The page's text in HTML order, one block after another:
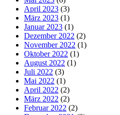
April 2023 (3)
März 2023 (1)
Januar 2023 (1)
Dezember 2022 (2)
November 2022 (1)
Oktober 2022 (1)
August 2022 (1)
Juli 2022 (3)
Mai 2022 (1)
April 2022 (2)
März 2022 (2)
Februar 2022 (2)